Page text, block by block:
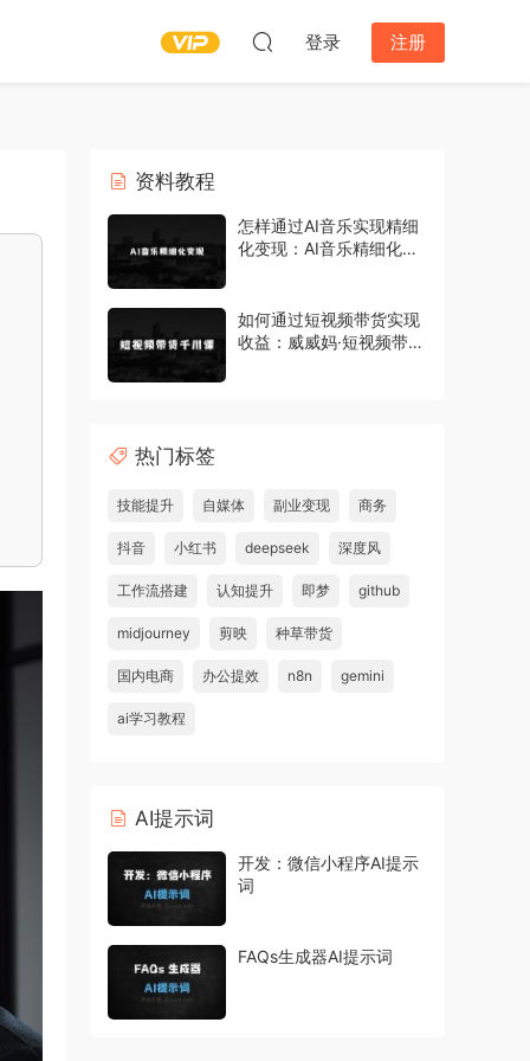
登录 注册
资料教程
怎样通过AI音乐实现精细
化变现：AI音乐精细化变
如何通过短视频带货实现
收益：威威妈·短视频带货
热门标签
技能提升 自媒体 副业变现 商务
抖音 小红书 deepseek 深度风
工作流搭建 认知提升 即梦 github
midjourney 剪映 种草带货
国内电商 办公提效 n8n gemini
ai学习教程
AI提示词
开发：微信小程序AI提示
词
FAQs生成器AI提示词